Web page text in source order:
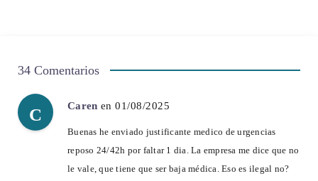
34 Comentarios
C Caren en 01/08/2025
Buenas he enviado justificante medico de urgencias
reposo 24/42h por faltar 1 dia. La empresa me dice que no
le vale, que tiene que ser baja médica. Eso es ilegal no?